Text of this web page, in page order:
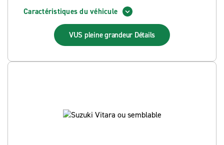
Caractéristiques du véhicule
VUS pleine grandeur Détails